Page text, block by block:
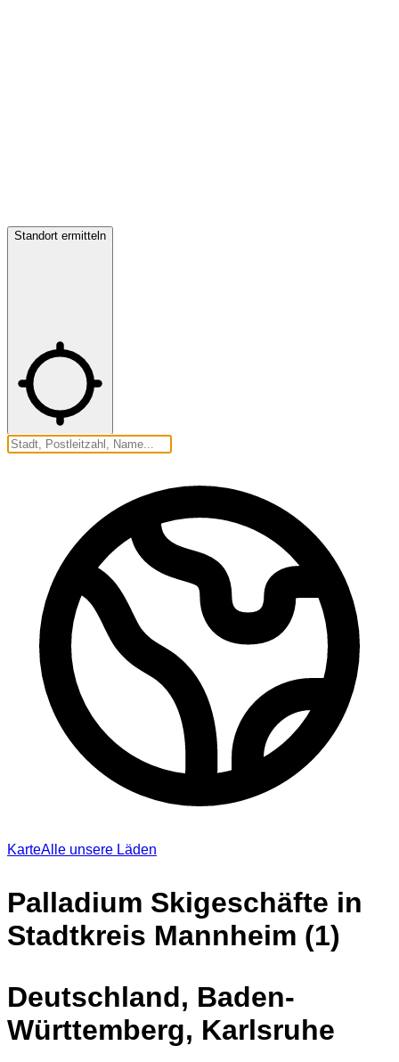
Standort ermitteln
KarteAlle unsere Läden
Palladium Skigeschäfte in
Stadtkreis Mannheim (1)
Deutschland, Baden-
Württemberg, Karlsruhe